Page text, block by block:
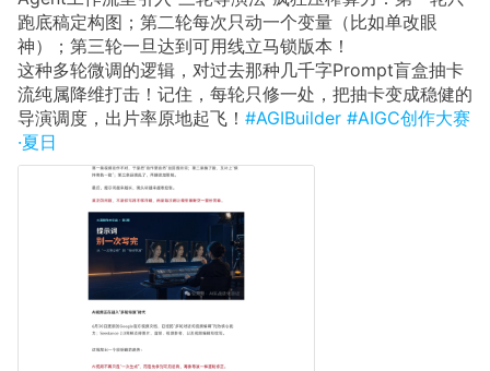
跑底稿定构图；第二轮每次只动一个变量（比如单改眼
神）；第三轮一旦达到可用线立马锁版本！
​这种多轮微调的逻辑，对过去那种几千字Prompt盲盒抽卡
流纯属降维打击！记住，每轮只修一处，把抽卡变成稳健的
导演调度，出片率原地起飞！ #AGIBuilder #AIGC创作大赛
·夏日